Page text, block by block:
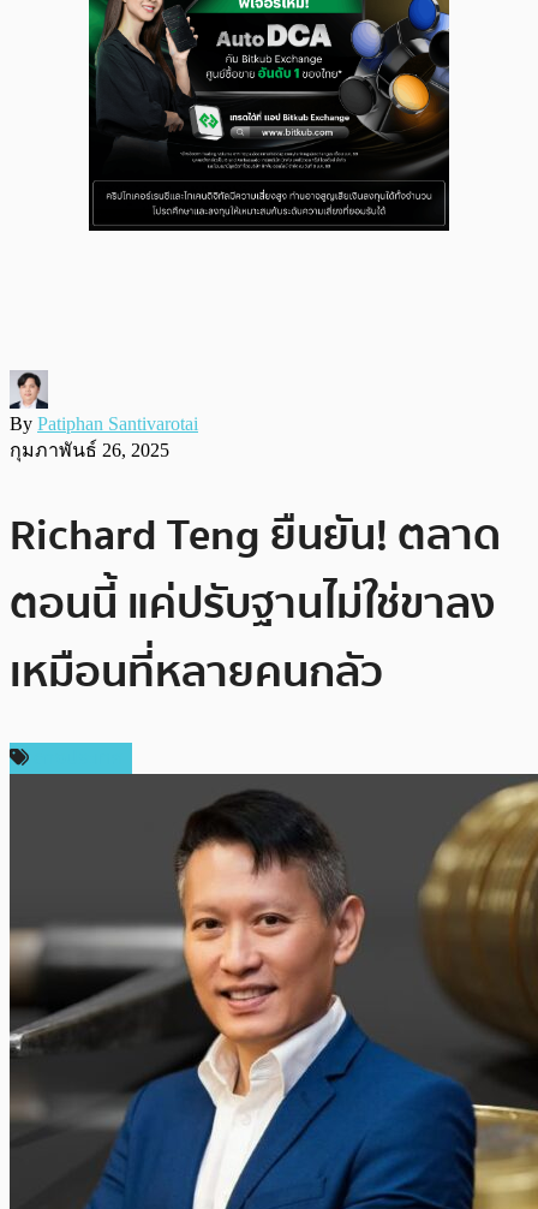
By Patiphan Santivarotai
กุมภาพันธ์ 26, 2025
Richard Teng ยืนยัน! ตลาด
ตอนนี้ แค่ปรับฐานไม่ใช่ขาลง
เหมือนที่หลายคนกลัว